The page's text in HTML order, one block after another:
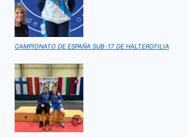
CAMPIONATO DE ESPAÑA SUB-17 DE HALTEROFILIA